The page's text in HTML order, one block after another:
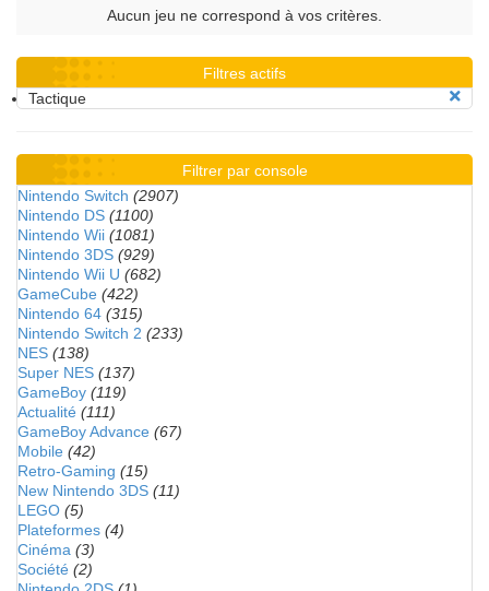
Aucun jeu ne correspond à vos critères.
Filtres actifs
Tactique
Filtrer par console
Nintendo Switch (2907)
Nintendo DS (1100)
Nintendo Wii (1081)
Nintendo 3DS (929)
Nintendo Wii U (682)
GameCube (422)
Nintendo 64 (315)
Nintendo Switch 2 (233)
NES (138)
Super NES (137)
GameBoy (119)
Actualité (111)
GameBoy Advance (67)
Mobile (42)
Retro-Gaming (15)
New Nintendo 3DS (11)
LEGO (5)
Plateformes (4)
Cinéma (3)
Société (2)